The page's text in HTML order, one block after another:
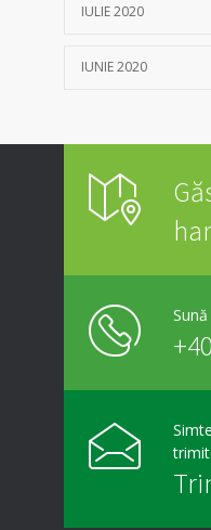
IULIE 2020
IUNIE 2020